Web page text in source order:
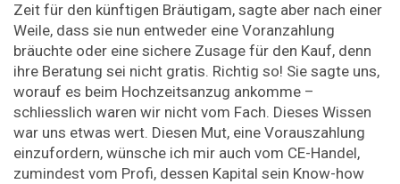
Zeit für den künftigen Bräutigam, sagte aber nach einer
Weile, dass sie nun entweder eine Voranzahlung
bräuchte oder eine sichere Zusage für den Kauf, denn
ihre Beratung sei nicht gratis. Richtig so! Sie sagte uns,
worauf es beim Hochzeitsanzug ankomme –
schliesslich waren wir nicht vom Fach. Dieses Wissen
war uns etwas wert. Diesen Mut, eine Vorauszahlung
einzufordern, wünsche ich mir auch vom CE-Handel,
zumindest vom Profi, dessen Kapital sein Know-how